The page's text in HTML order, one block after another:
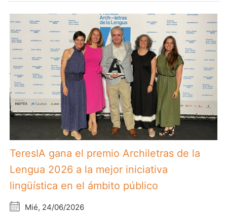
TeresIA gana el premio Archiletras de la
Lengua 2026 a la mejor iniciativa
lingüística en el ámbito público
Mié, 24/06/2026